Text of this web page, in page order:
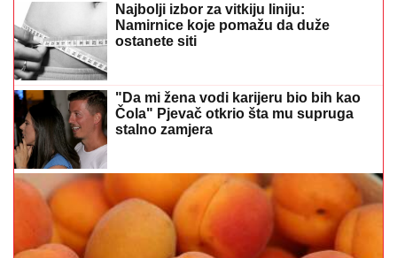
Najbolji izbor za vitkiju liniju:
Namirnice koje pomažu da duže
ostanete siti
"Da mi žena vodi karijeru bio bih kao
Čola" Pjevač otkrio šta mu supruga
stalno zamjera